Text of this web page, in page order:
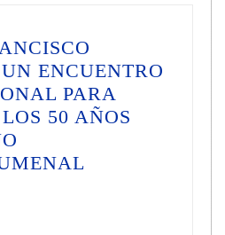
ENCUENTRO
PARA
50 AÑOS